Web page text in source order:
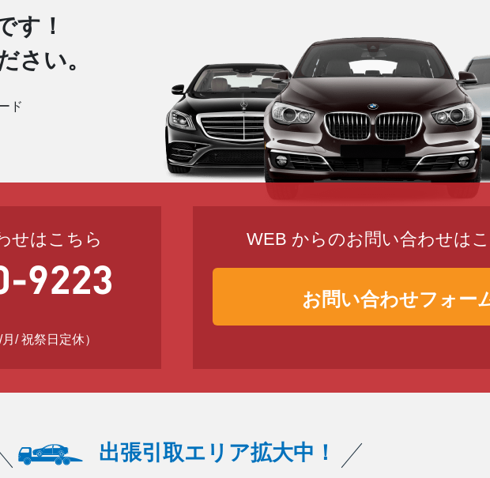
す！
さい。
ド
せはこちら
/ 祝祭日定休）
WEB からのお問い合わせは
お問い合わせフォー
出張引取エリア拡大中！